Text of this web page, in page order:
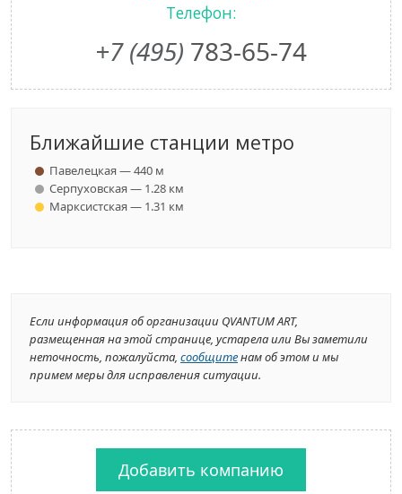
Телефон:
+7 (495) 783-65-74
Ближайшие станции метро
Павелецкая — 440 м
Серпуховская — 1.28 км
Марксистская — 1.31 км
Если информация об организации QVANTUM ART,
размещенная на этой странице, устарела или Вы заметили
неточность, пожалуйста, сообщитенам об этом и мы
примем меры для исправления ситуации.
Добавить компанию